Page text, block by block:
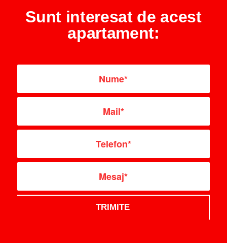
Sunt interesat de acest
apartament: